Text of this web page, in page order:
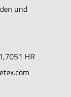
und
HR